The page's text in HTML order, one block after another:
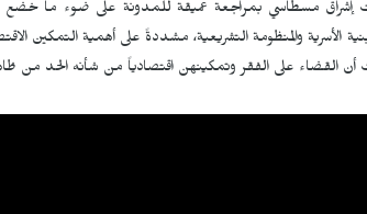
إشراق مسطاسي بمراجعة عميقة للمدونة على ضوء ما خضع
الأسرية والمنظومة التشريعية، مشددةً على أهمية التمكين
القضاء على الفقر وتمكينهن اقتصادياً من شأنه الحد من